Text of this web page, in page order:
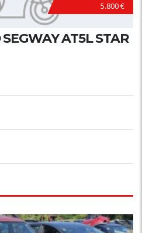
5.800 €
AT5L STAR